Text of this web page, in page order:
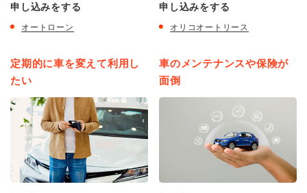
申し込みをする
オートローン
申し込みをする
オリコオートリース
定期的に車を変えて利用し
たい
車のメンテナンスや保険が
面倒